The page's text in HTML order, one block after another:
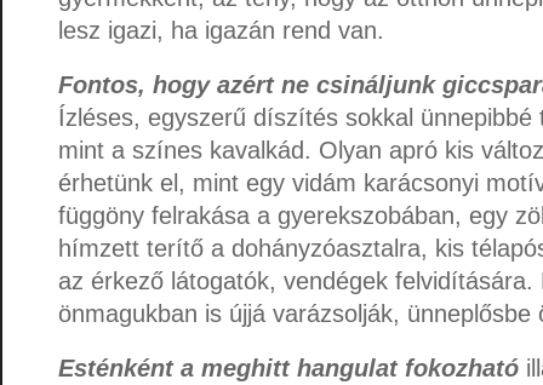
lesz igazi, ha igazán rend van.
Fontos, hogy azért ne csináljunk
Ízléses, egyszerű díszítés sokkal ünnepibbé
mint a színes kavalkád. Olyan apró kis
érhetünk el, mint egy vidám karácsonyi
függöny felrakása a gyerekszobában, egy
hímzett terítő a dohányzóasztalra, kis
az érkező látogatók, vendégek felvidítására.
önmagukban is újjá varázsolják,
Esténként a meghitt hangulat fokozható